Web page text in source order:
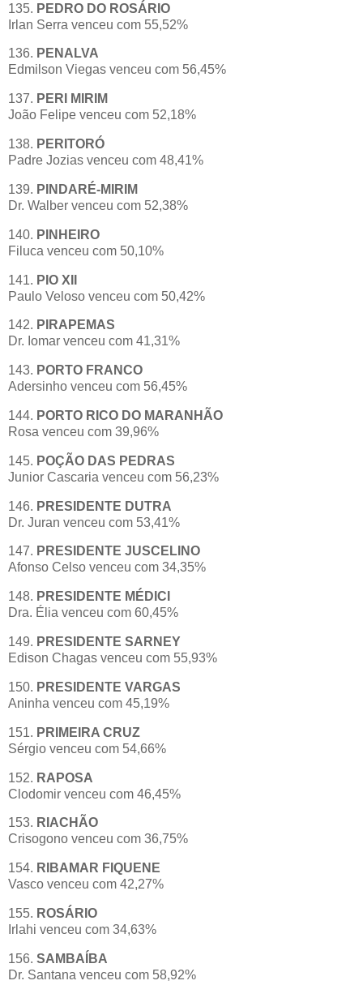
135. PEDRO DO ROSÁRIO
Irlan Serra venceu com 55,52%
136. PENALVA
Edmilson Viegas venceu com 56,45%
137. PERI MIRIM
João Felipe venceu com 52,18%
138. PERITORÓ
Padre Jozias venceu com 48,41%
139. PINDARÉ-MIRIM
Dr. Walber venceu com 52,38%
140. PINHEIRO
Filuca venceu com 50,10%
141. PIO XII
Paulo Veloso venceu com 50,42%
142. PIRAPEMAS
Dr. Iomar venceu com 41,31%
143. PORTO FRANCO
Adersinho venceu com 56,45%
144. PORTO RICO DO MARANHÃO
Rosa venceu com 39,96%
145. POÇÃO DAS PEDRAS
Junior Cascaria venceu com 56,23%
146. PRESIDENTE DUTRA
Dr. Juran venceu com 53,41%
147. PRESIDENTE JUSCELINO
Afonso Celso venceu com 34,35%
148. PRESIDENTE MÉDICI
Dra. Élia venceu com 60,45%
149. PRESIDENTE SARNEY
Edison Chagas venceu com 55,93%
150. PRESIDENTE VARGAS
Aninha venceu com 45,19%
151. PRIMEIRA CRUZ
Sérgio venceu com 54,66%
152. RAPOSA
Clodomir venceu com 46,45%
153. RIACHÃO
Crisogono venceu com 36,75%
154. RIBAMAR FIQUENE
Vasco venceu com 42,27%
155. ROSÁRIO
Irlahi venceu com 34,63%
156. SAMBAÍBA
Dr. Santana venceu com 58,92%